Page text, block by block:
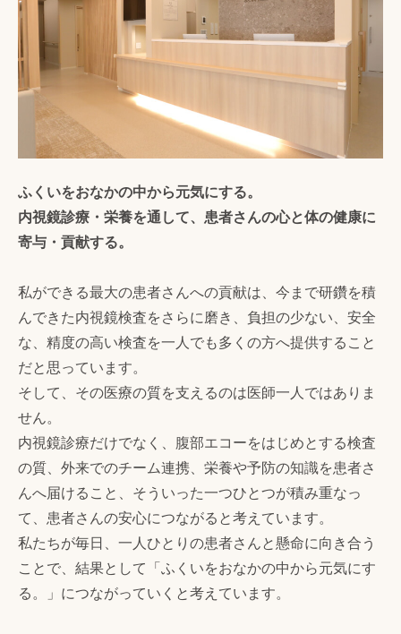
ふくいをおなかの中から元気にする。
内視鏡診療・栄養を通して、患者さんの心と体の健康に
寄与・貢献する。
私ができる最大の患者さんへの貢献は、今まで研鑽を積
んできた内視鏡検査をさらに磨き、負担の少ない、安全
な、精度の高い検査を一人でも多くの方へ提供すること
だと思っています。
そして、その医療の質を支えるのは医師一人ではありま
せん。
内視鏡診療だけでなく、腹部エコーをはじめとする検査
の質、外来でのチーム連携、栄養や予防の知識を患者さ
んへ届けること、そういった一つひとつが積み重なっ
て、患者さんの安心につながると考えています。
私たちが毎日、一人ひとりの患者さんと懸命に向き合う
ことで、結果として「ふくいをおなかの中から元気にす
る。」につながっていくと考えています。